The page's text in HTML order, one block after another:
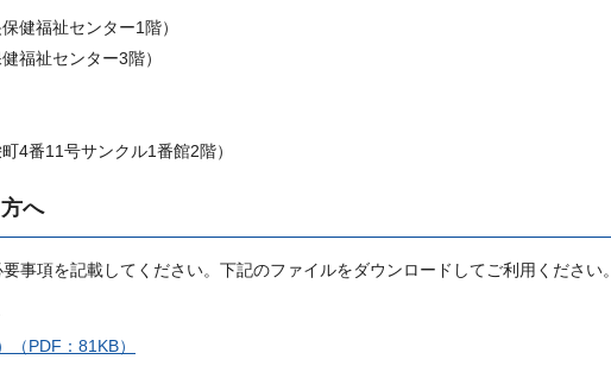
健福祉センター1階）
福祉センター3階）
4番11号サンクル1番館2階）
へ
事項を記載してください。下記のファイルをダウンロードしてご利用ください。
PDF：81KB）